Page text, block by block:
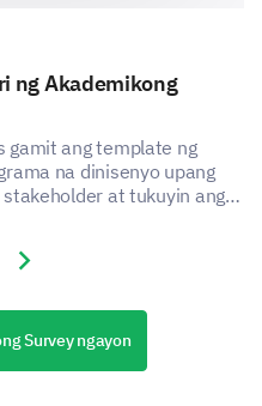
ng Akademikong
gamit ang template ng
na dinisenyo upang
at tukuyin ang
slide
Next slide
Survey ngayon